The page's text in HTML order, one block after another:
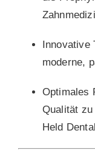
Innovative
moderne,
Optimales
Qualität
Held